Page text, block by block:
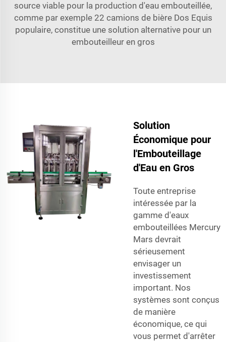
source viable pour la production d'eau embouteillée,
comme par exemple 22 camions de bière Dos Equis
populaire, constitue une solution alternative pour un
embouteilleur en gros
Solution
Économique pour
l'Embouteillage
d'Eau en Gros
Toute entreprise
intéressée par la
gamme d'eaux
embouteillées Mercury
Mars devrait
sérieusement
envisager un
investissement
important. Nos
systèmes sont conçus
de manière
économique, ce qui
vous permet d'arrêter